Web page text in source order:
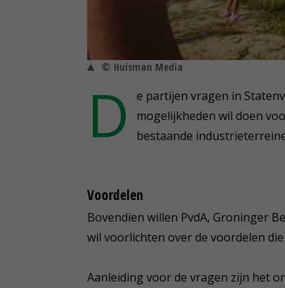
© Huisman Media
D
e partijen vragen in
mogelijkheden wil doen
bestaande
Voordelen
Bovendien willen PvdA, Groninger
wil voorlichten over de voordelen
Aanleiding voor de vragen zijn het